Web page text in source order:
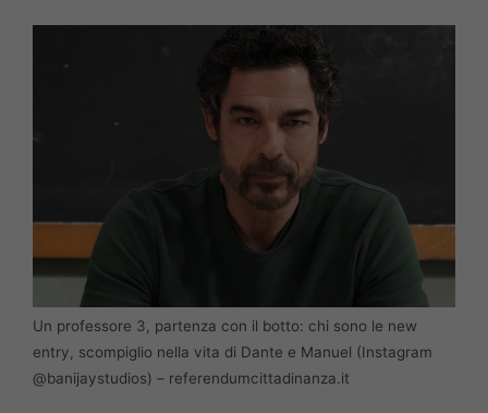
Un professore 3, partenza con il botto: chi sono le new
entry, scompiglio nella vita di Dante e Manuel (Instagram
@banijaystudios) – referendumcittadinanza.it